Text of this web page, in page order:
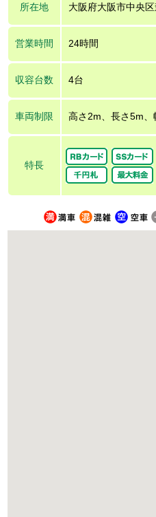
所在地 大阪府大阪市中央
営業時間 24時間
収容台数 4台
車両制限 高さ2m、長さ5m
特長